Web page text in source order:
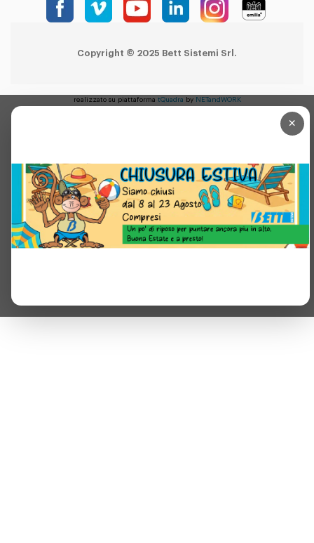
Copyright © 2025 Bett Sistemi Srl.
×
realizzato su piattaforma tQuadra by NETandWORK